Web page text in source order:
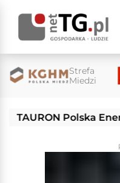
Strefa
Miedzi
Polska Energia